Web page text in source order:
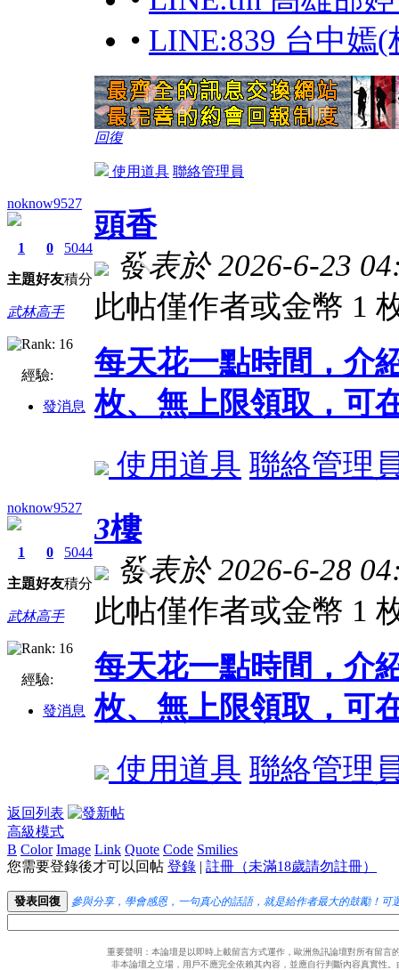
• LINE:839 台中嫣
回復
使用道具 聯絡管理員
noknow9527
1
主題
0
好友
5044
積分
武林高手
經驗:
發消息
頭香
發表於 2026-6-23
此帖僅作者或金幣 1
每天花一點時間，介
枚、無上限領取，可
使用道具 聯絡管理
noknow9527
1
主題
0
好友
5044
積分
武林高手
經驗:
發消息
3樓
發表於 2026-6-28
此帖僅作者或金幣 1
每天花一點時間，介
枚、無上限領取，可
使用道具 聯絡管理
返回列表
高級模式
B Color Image Link Quote Code Smilies
您需要登錄後才可以回帖 登錄 | 註冊（未滿18歲請勿註冊）
發表回復 參與分享，學會感恩，一句真心的話語，就是給作者最大的鼓勵！可
重要聲明：本論壇是以即時上載留言方式運作，歐洲魚訊論壇對所有留
非本論壇之立場，用戶不應完全依賴其內容，並應自行判斷內容真實性